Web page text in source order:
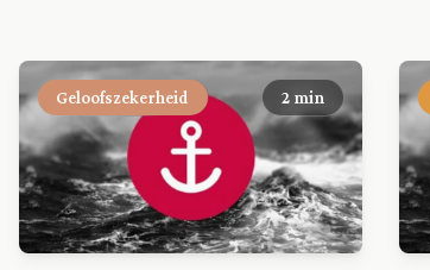
Geloofszekerheid 2 min